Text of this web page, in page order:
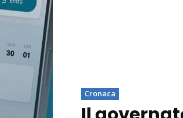
Cronaca